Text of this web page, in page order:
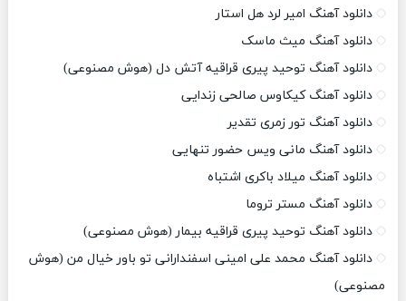
دانلود آهنگ امیر لرد هل استار
دانلود آهنگ میث ماسک
دانلود آهنگ توحید پیری قراقیه آتش دل (هوش مصنوعی)
دانلود آهنگ کیکاوس صالحی زندایی
دانلود آهنگ تور زمری تقدیر
دانلود آهنگ مانی ویس حضور تنهایی
دانلود آهنگ میلاد باکری اشتباه
دانلود آهنگ مستر تروما
دانلود آهنگ توحید پیری قراقیه بیمار (هوش مصنوعی)
دانلود آهنگ محمد علی امینی اسفندارانی تو باور خیال من (هوش
مصنوعی)